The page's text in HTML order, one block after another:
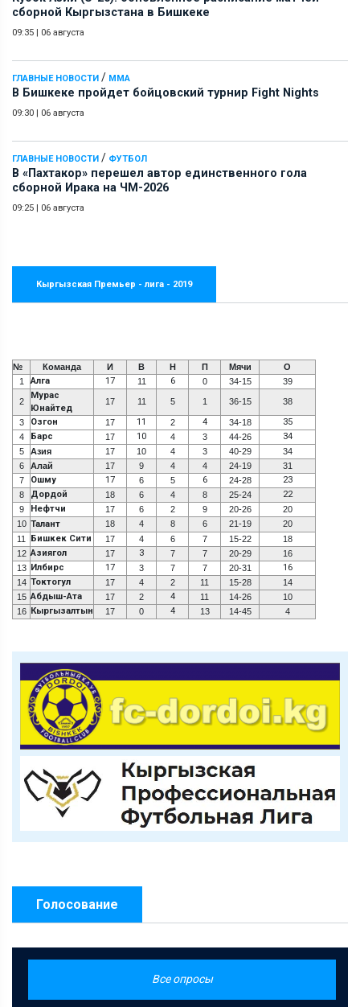
сборной Кыргызстана в Бишкеке
09:35 06 августа
ГЛАВНЫЕ НОВОСТИ / ММА
В Бишкеке пройдет бойцовский турнир Fight Nights
09:30 06 августа
ГЛАВНЫЕ НОВОСТИ / ФУТБОЛ
В «Пахтакор» перешел автор единственного гола
сборной Ирака на ЧМ-2026
09:25 06 августа
Кыргызская Премьер - лига - 2019
№ Команда И В Н П Мячи
О
1
Алга 17 11 6 0 34-15 39
2
Мурас
Юнайтед
17 11 5 1 36-15 38
3 Озгон 17 11 2 4 34-18 35
4 Барс 17 10 4 3 44-26 34
5 Азия 17 10 4 3 40-29
34
6
Алай 17 9 4 4 24-19
31
7
Ошму 17 6 5 6 24-28 23
8 Дордой 18 6 4 8 25-24 22
9 Нефтчи 17 6 2 9 20-26
20
10 Талант 18 4 8 6 21-19
20
11
Бишкек Сити 17 4 6 7 15-22
18
12 Азиягол 17 3 7 7 20-29
16
13
Илбирс 17 3 7 7 20-31 16
14 Токтогул 17 4 2 11 15-28
14
15 Абдыш-Ата 17 2 4 11 14-26
10
16
Кыргызалтын 17 0 4 13 14-45 4
Голосование
Все опросы